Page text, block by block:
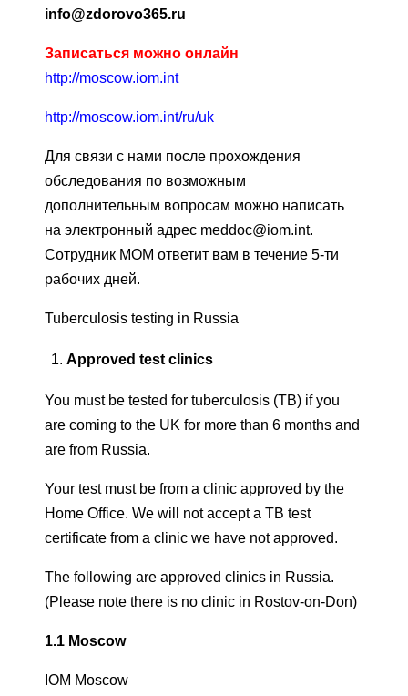
info@zdorovo365.ru
Записаться можно онлайн
http://moscow.iom.int
http://moscow.iom.int/ru/uk
Для связи с нами после прохождения
обследования по возможным
дополнительным вопросам можно написать
на электронный адрес meddoc@iom.int.
Сотрудник МОМ ответит вам в течение 5-ти
рабочих дней.
Tuberculosis testing in Russia
Approved test clinics
You must be tested for tuberculosis (TB) if you
are coming to the UK for more than 6 months and
are from Russia.
Your test must be from a clinic approved by the
Home Office. We will not accept a TB test
certificate from a clinic we have not approved.
The following are approved clinics in Russia.
(Please note there is no clinic in Rostov-on-Don)
1.1 Moscow
IOM Moscow